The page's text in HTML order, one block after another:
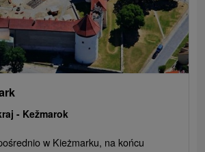
- Kežmarok
w Kieżmarku, na końcu